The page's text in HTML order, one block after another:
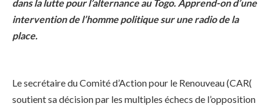
dans la lutte pour l’alternance au Togo. Apprend-on d’une
intervention de l’homme politique sur une radio de la
place.
Le secrétaire du Comité d’Action pour le Renouveau (CAR(
soutient sa décision par les multiples échecs de l’opposition